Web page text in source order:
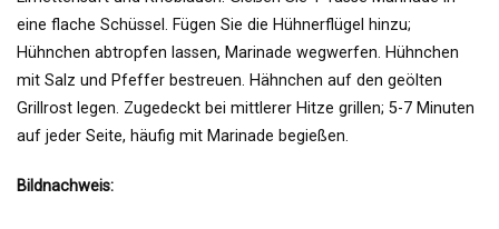
eine flache Schüssel. Fügen Sie die Hühnerflügel hinzu;
Hühnchen abtropfen lassen, Marinade wegwerfen. Hühnchen
mit Salz und Pfeffer bestreuen. Hähnchen auf den geölten
Grillrost legen. Zugedeckt bei mittlerer Hitze grillen; 5-7 Minuten
auf jeder Seite, häufig mit Marinade begießen.
Bildnachweis: